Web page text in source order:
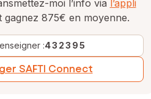
moi l’info via l’appli
gagnez 875€ en moyenne.
:432395
SAFTI Connect